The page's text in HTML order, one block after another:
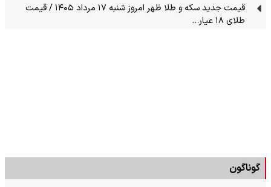
قیمت جدید سکه و طلا ظهر امروز شنبه ۱۷ مرداد ۱۴۰۵ / قیمت
طلای ۱۸ عیار…
گوناگون